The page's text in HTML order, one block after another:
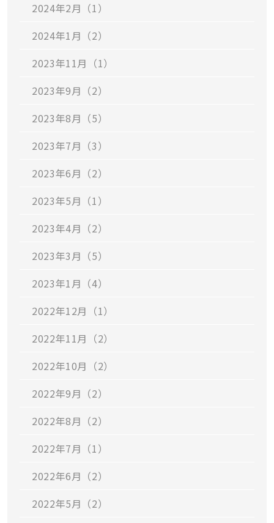
2024年2月（1）
2024年1月（2）
2023年11月（1）
2023年9月（2）
2023年8月（5）
2023年7月（3）
2023年6月（2）
2023年5月（1）
2023年4月（2）
2023年3月（5）
2023年1月（4）
2022年12月（1）
2022年11月（2）
2022年10月（2）
2022年9月（2）
2022年8月（2）
2022年7月（1）
2022年6月（2）
2022年5月（2）